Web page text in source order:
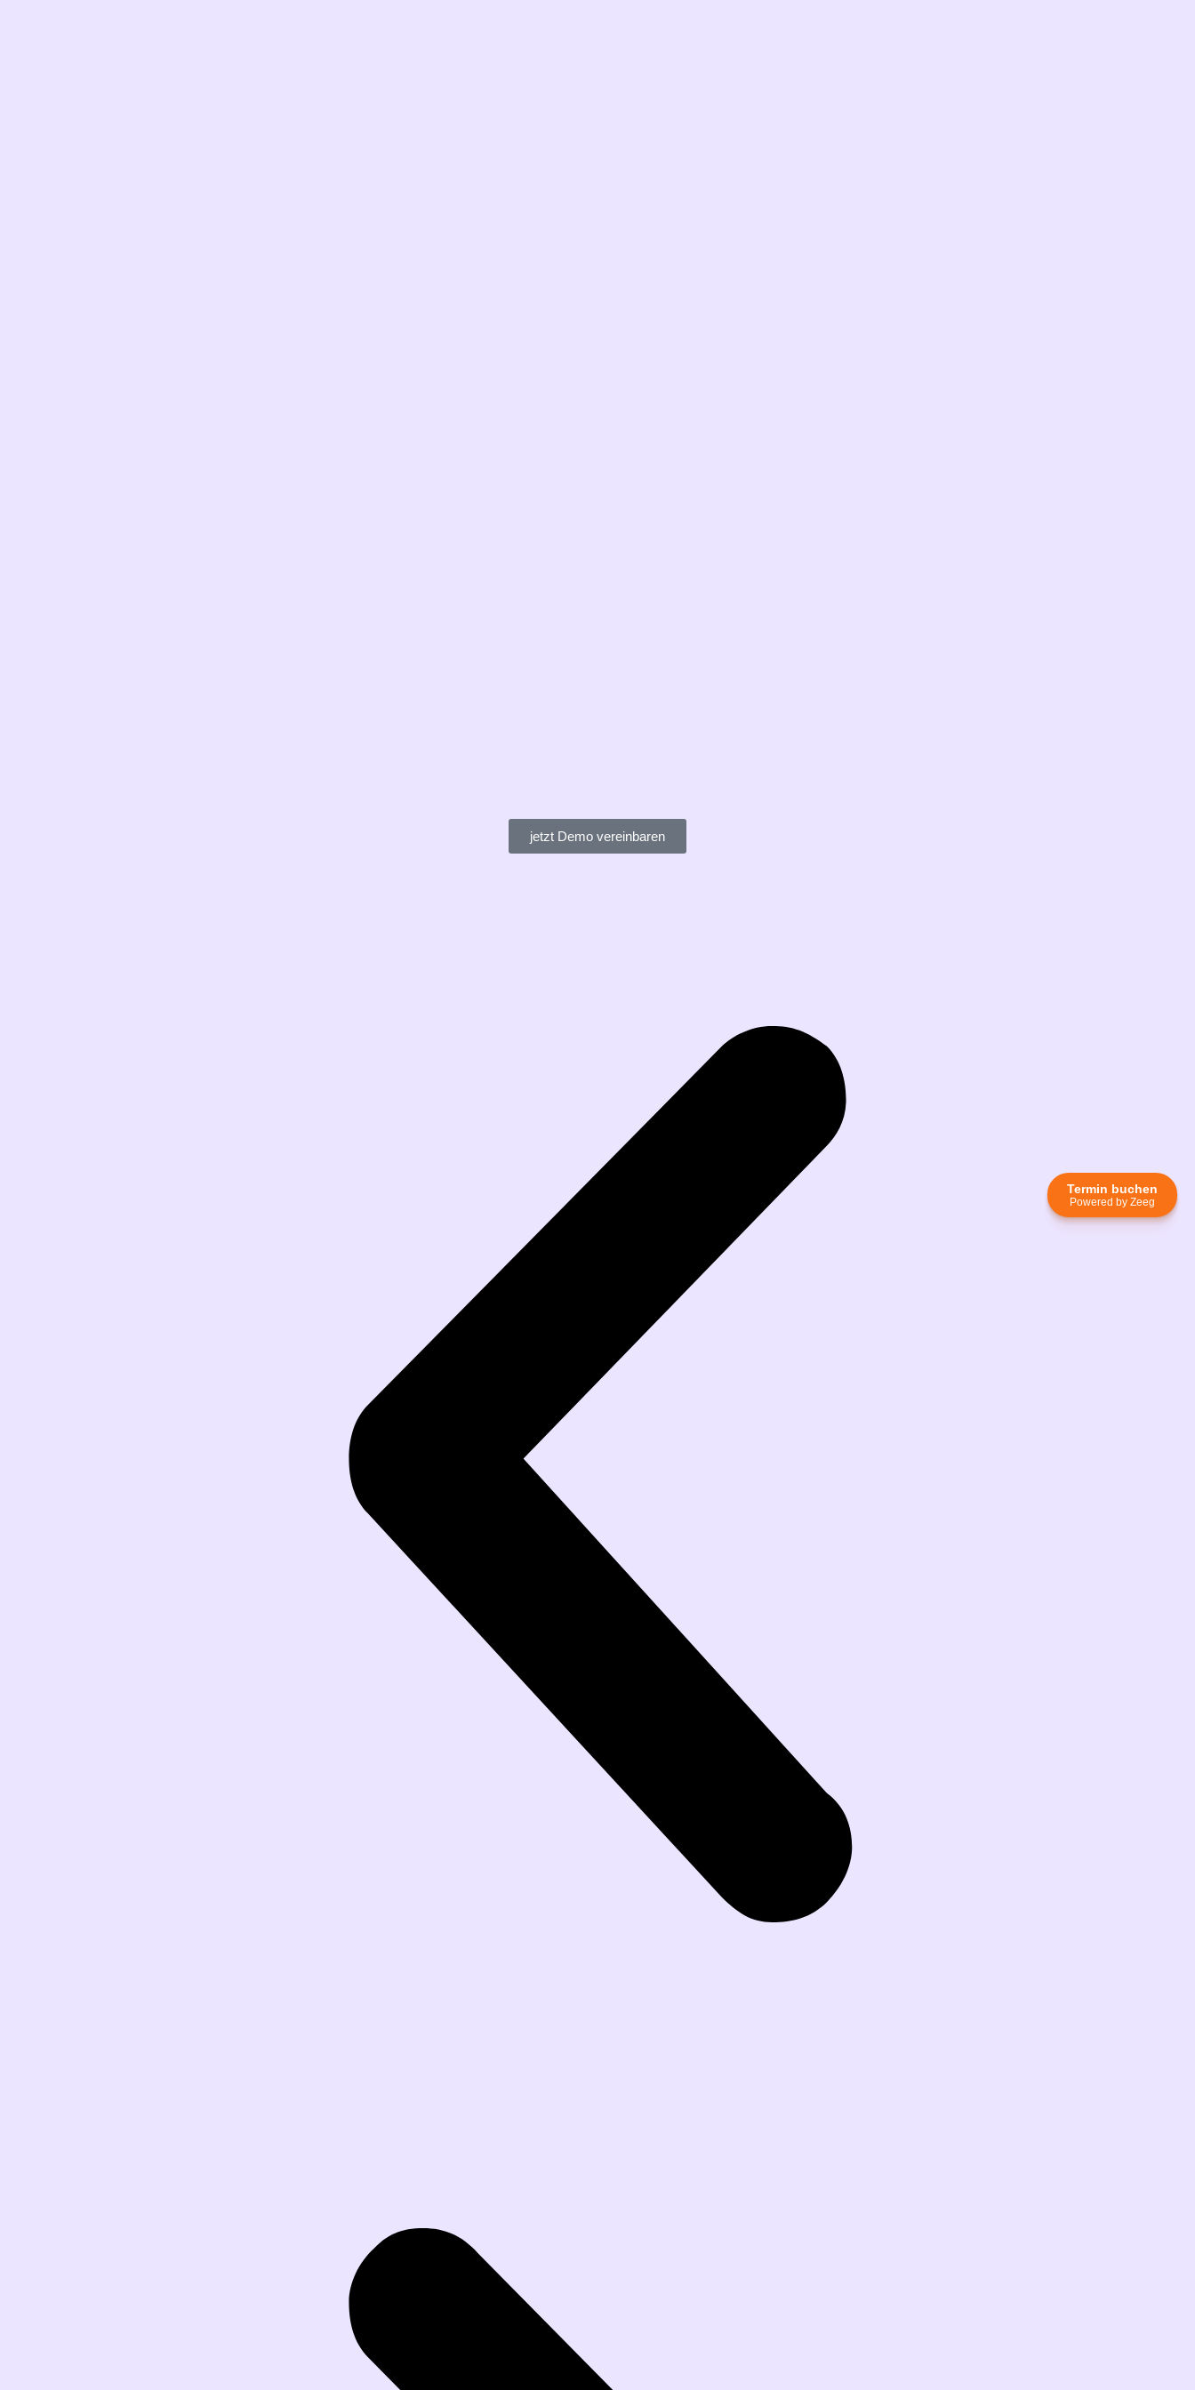
jetzt Demo vereinbaren
Termin buchen
Powered by Zeeg